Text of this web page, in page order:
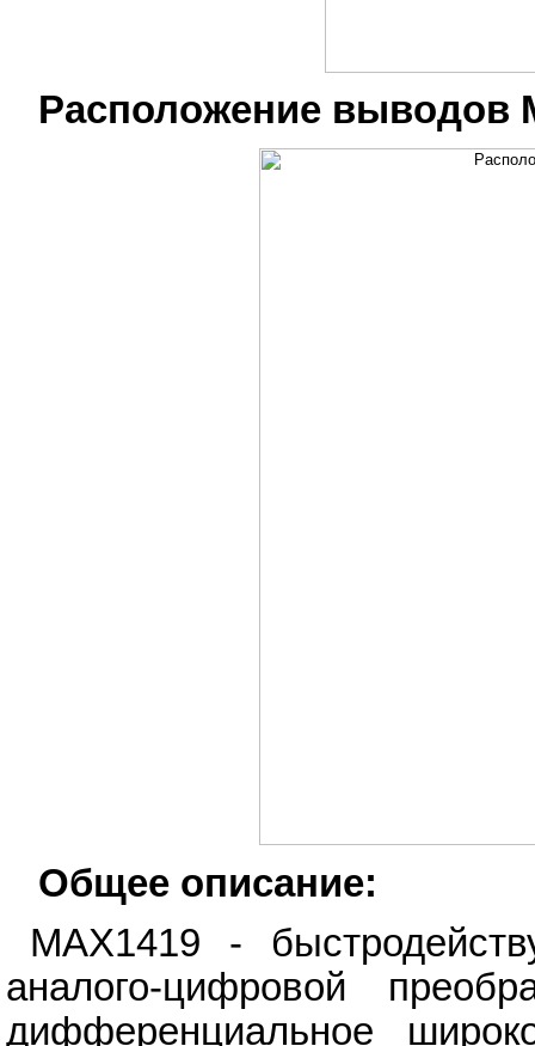
Расположение выводов
Общее описание:
MAX1419 -
аналого-цифровой
дифференциальное